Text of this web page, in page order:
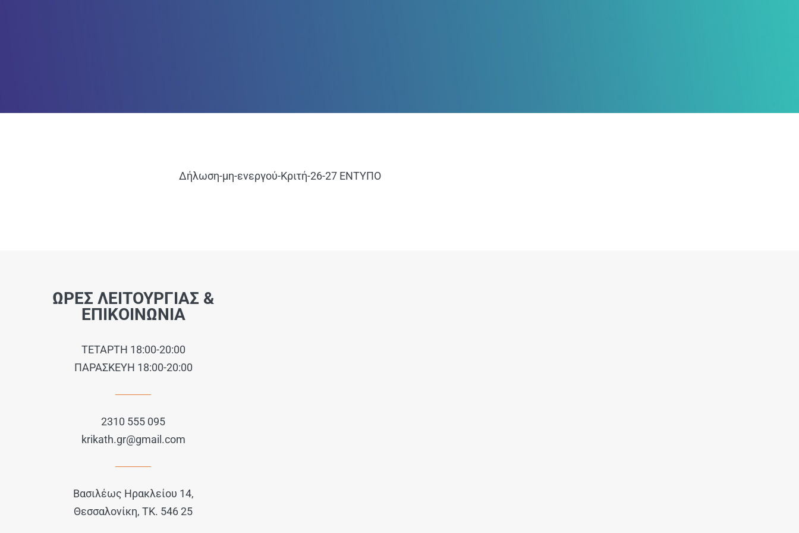
Δήλωση-μη-ενεργού-Κριτή-26-27 ΕΝΤΥΠΟ
ΩΡΕΣ ΛΕΙΤΟΥΡΓΙΑΣ &
ΕΠΙΚΟΙΝΩΝΙΑ
ΤΕΤΑΡΤΗ 18:00-20:00
ΠΑΡΑΣΚΕΥΗ 18:00-20:00
2310 555 095
krikath.gr@gmail.com
Βασιλέως Ηρακλείου 14,
Θεσσαλονίκη, ΤΚ. 546 25